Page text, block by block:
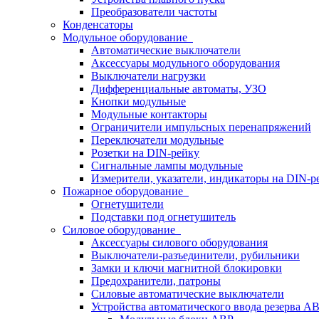
Преобразователи частоты
Конденсаторы
Модульное оборудование
Автоматические выключатели
Аксессуары модульного оборудования
Выключатели нагрузки
Дифференциальные автоматы, УЗО
Кнопки модульные
Модульные контакторы
Ограничители импульсных перенапряжений
Переключатели модульные
Розетки на DIN-рейку
Сигнальные лампы модульные
Измерители, указатели, индикаторы на DIN-
Пожарное оборудование
Огнетушители
Подставки под огнетушитель
Силовое оборудование
Аксессуары силового оборудования
Выключатели-разъединители, рубильники
Замки и ключи магнитной блокировки
Предохранители, патроны
Силовые автоматические выключатели
Устройства автоматического ввода резерва